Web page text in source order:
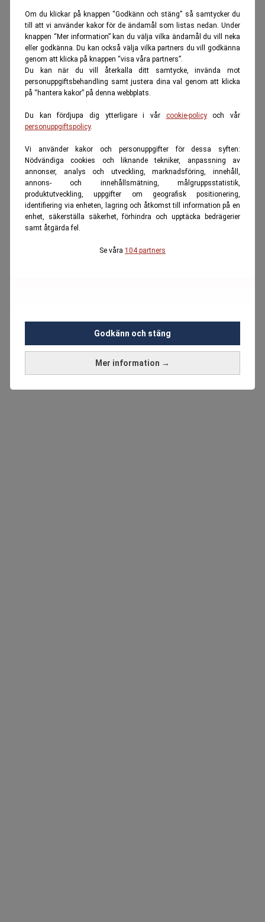
Om du klickar på knappen “Godkänn och stäng” så samtycker du
till att vi använder kakor för de ändamål som listas nedan. Under
knappen “Mer information” kan du välja vilka ändamål du vill neka
eller godkänna. Du kan också välja vilka partners du vill godkänna
genom att klicka på knappen “visa våra partners”.
Du kan när du vill återkalla ditt samtycke, invända mot
personuppgiftsbehandling samt justera dina val genom att klicka
på “hantera kakor” på denna webbplats.
Du kan fördjupa dig ytterligare i vår cookie-policyoch vår
personuppgiftspolicy.
Vi använder kakor och personuppgifter för dessa syften:
Nödvändiga cookies och liknande tekniker, anpassning av
annonser, analys och utveckling, marknadsföring, innehåll,
annons- och innehållsmätning, målgruppsstatistik,
produktutveckling, uppgifter om geografisk positionering,
identifiering via enheten, lagring och åtkomst till information på en
enhet, säkerställa säkerhet, förhindra och upptäcka bedrägerier
samt åtgärda fel.
Se våra 104 partners
Mer information →
Godkänn och stäng